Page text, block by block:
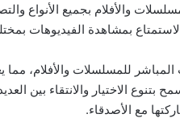
والأفلام بجميع الأنواع
للمسلسلات والأفلام،
بتنوع الاختيار والانتقاء
مع الأصدقاء.